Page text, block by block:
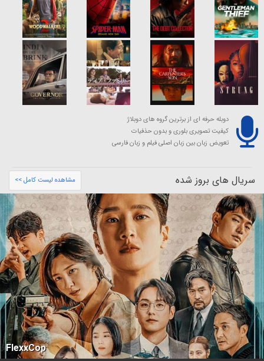
دوبله حرفه ای از برترین گروه های دوبلاژ
کیفیت تصویری بلوری و بدون حذفیات
تعویض زبان بین زبان اصلی فیلم و زبان فارسی
سریال های بروز شده مشاهده لیست کامل >>
FlexxCop